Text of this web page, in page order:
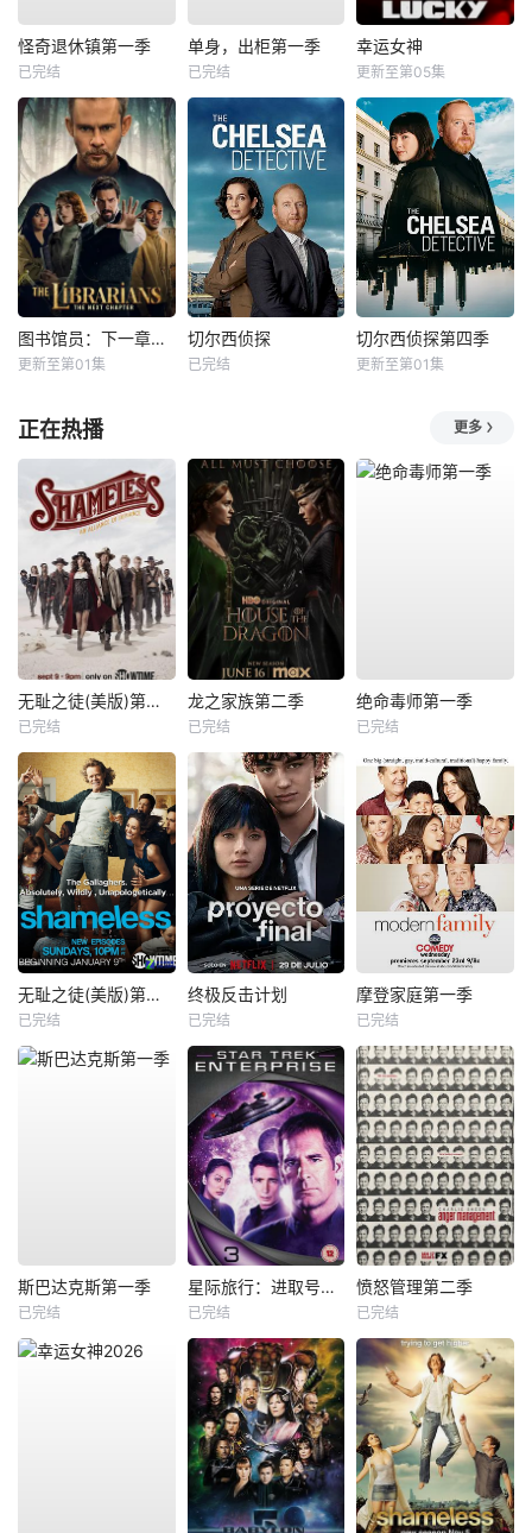
怪奇退休镇第一季
已完结
单身，出柜第一季
已完结
幸运女神
更新至第05集
图书馆员：下一章第二季
更新至第01集
切尔西侦探
已完结
切尔西侦探第四季
更新至第01集
正在热播 更多
无耻之徒(美版)第九季
已完结
龙之家族第二季
已完结
绝命毒师第一季
已完结
无耻之徒(美版)第一季
已完结
终极反击计划
已完结
摩登家庭第一季
已完结
斯巴达克斯第一季
已完结
星际旅行：进取号第三季
已完结
愤怒管理第二季
已完结